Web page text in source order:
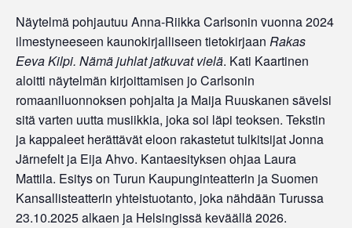
Näytelmä pohjautuu Anna-Riikka Carlsonin vuonna 2024
ilmestyneeseen kaunokirjalliseen tietokirjaan Rakas
Eeva Kilpi. Nämä juhlat jatkuvat vielä. Kati Kaartinen
aloitti näytelmän kirjoittamisen jo Carlsonin
romaaniluonnoksen pohjalta ja Maija Ruuskanen sävelsi
sitä varten uutta musiikkia, joka soi läpi teoksen. Tekstin
ja kappaleet herättävät eloon rakastetut tulkitsijat Jonna
Järnefelt ja Eija Ahvo. Kantaesityksen ohjaa Laura
Mattila. Esitys on Turun Kaupunginteatterin ja Suomen
Kansallisteatterin yhteistuotanto, joka nähdään Turussa
23.10.2025 alkaen ja Helsingissä keväällä 2026.